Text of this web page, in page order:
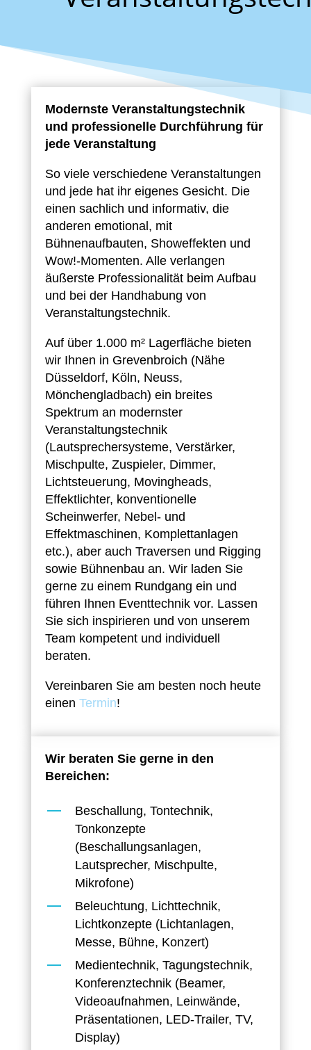
Modernste Veranstaltungstechnik
und professionelle Durchführung für
jede Veranstaltung
So viele verschiedene Veranstaltungen
und jede hat ihr eigenes Gesicht. Die
einen sachlich und informativ, die
anderen emotional, mit
Bühnenaufbauten, Showeffekten und
Wow!-Momenten. Alle verlangen
äußerste Professionalität beim Aufbau
und bei der Handhabung von
Veranstaltungstechnik.
Auf über 1.000 m² Lagerfläche bieten
wir Ihnen in Grevenbroich (Nähe
Düsseldorf, Köln, Neuss,
Mönchengladbach) ein breites
Spektrum an modernster
Veranstaltungstechnik
(Lautsprechersysteme, Verstärker,
Mischpulte, Zuspieler, Dimmer,
Lichtsteuerung, Movingheads,
Effektlichter, konventionelle
Scheinwerfer, Nebel- und
Effektmaschinen, Komplettanlagen
etc.), aber auch Traversen und Rigging
sowie Bühnenbau an. Wir laden Sie
gerne zu einem Rundgang ein und
führen Ihnen Eventtechnik vor. Lassen
Sie sich inspirieren und von unserem
Team kompetent und individuell
beraten.
Vereinbaren Sie am besten noch heute
einen Termin!
Wir beraten Sie gerne in den
Bereichen:
Beschallung, Tontechnik,
Tonkonzepte
(Beschallungsanlagen,
Lautsprecher, Mischpulte,
Mikrofone)
Beleuchtung, Lichttechnik,
Lichtkonzepte (Lichtanlagen,
Messe, Bühne, Konzert)
Medientechnik, Tagungstechnik,
Konferenztechnik (Beamer,
Videoaufnahmen, Leinwände,
Präsentationen, LED-Trailer, TV,
Display)